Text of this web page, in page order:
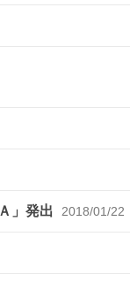
」発出 2018/01/22